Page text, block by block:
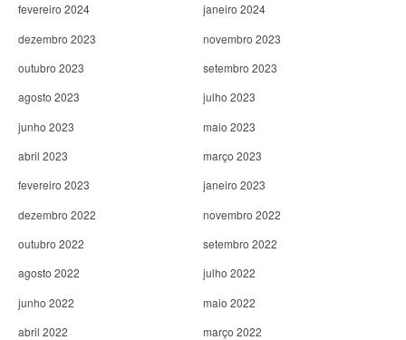
fevereiro 2024
janeiro 2024
dezembro 2023
novembro 2023
outubro 2023
setembro 2023
agosto 2023
julho 2023
junho 2023
maio 2023
abril 2023
março 2023
fevereiro 2023
janeiro 2023
dezembro 2022
novembro 2022
outubro 2022
setembro 2022
agosto 2022
julho 2022
junho 2022
maio 2022
abril 2022
março 2022